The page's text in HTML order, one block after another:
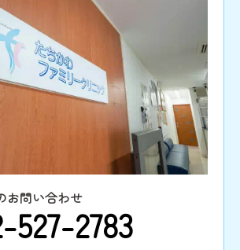
お問い合わせ
527-2783